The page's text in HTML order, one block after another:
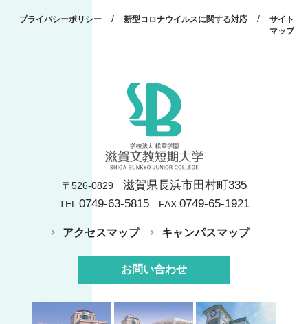
プライバシーポリシー / 新型コロナウイルスに関する対応 /
サイト
マップ
〒526-0829 滋賀県長浜市田村町335
TEL 0749-63-5815FAX 0749-65-1921
アクセスマップ キャンパスマップ
お問い合わせ